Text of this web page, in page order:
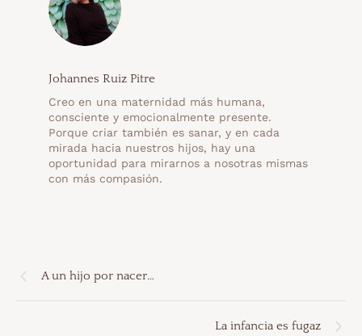
Johannes Ruiz Pitre
Creo en una maternidad más humana,
consciente y emocionalmente presente.
Porque criar también es sanar, y en cada
mirada hacia nuestros hijos, hay una
oportunidad para mirarnos a nosotras mismas
con más compasión.
A un hijo por nacer…
La infancia es fugaz